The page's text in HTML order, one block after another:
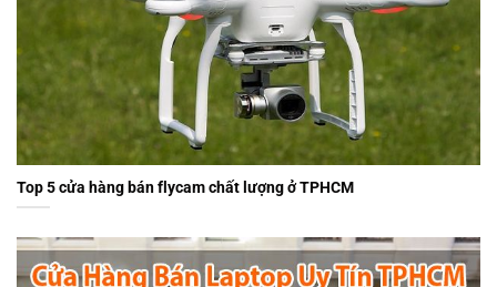
Top 5 cửa hàng bán flycam chất lượng ở TPHCM